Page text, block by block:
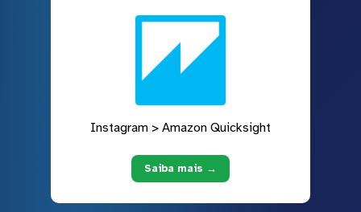
Instagram > Amazon Quicksight
Saiba mais →